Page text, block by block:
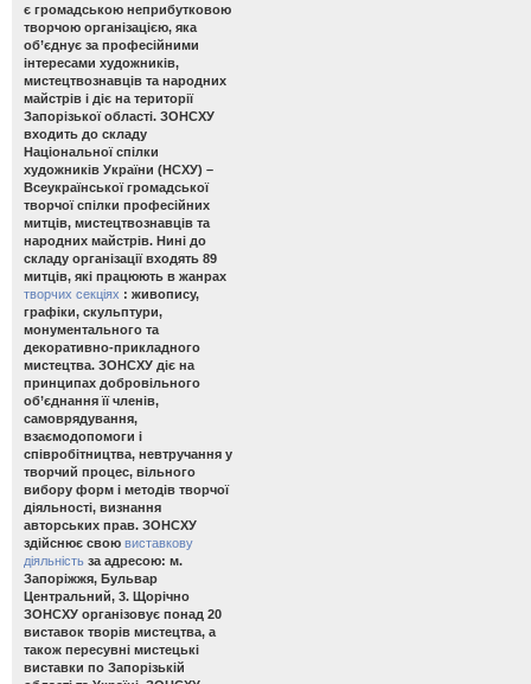
є громадською неприбутковою
творчою організацією, яка
об’єднує за професійними
інтересами художників,
мистецтвознавців та народних
майстрів і діє на території
Запорізької області. ЗОНСХУ
входить до складу
Національної спілки
художників України (НСХУ) –
Всеукраїнської громадської
творчої спілки професійних
митців, мистецтвознавців та
народних майстрів. Нині до
складу організації входять 89
митців, які працюють в жанрах
творчих секціях : живопису,
графіки, скульптури,
монументального та
декоративно-прикладного
мистецтва. ЗОНСХУ діє на
принципах добровільного
об’єднання її членів,
самоврядування,
взаємодопомоги і
співробітництва, невтручання у
творчий процес, вільного
вибору форм і методів творчої
діяльності, визнання
авторських прав. ЗОНСХУ
здійснює свою виставкову
діяльність за адресою: м.
Запоріжжя, Бульвар
Центральний, 3. Щорічно
ЗОНСХУ організовує понад 20
виставок творів мистецтва, а
також пересувні мистецькі
виставки по Запорізькій